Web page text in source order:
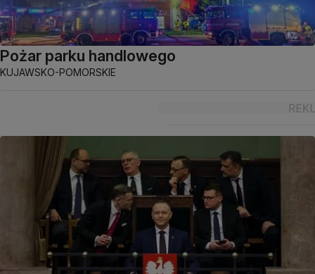
Pożar parku handlowego
KUJAWSKO-POMORSKIE